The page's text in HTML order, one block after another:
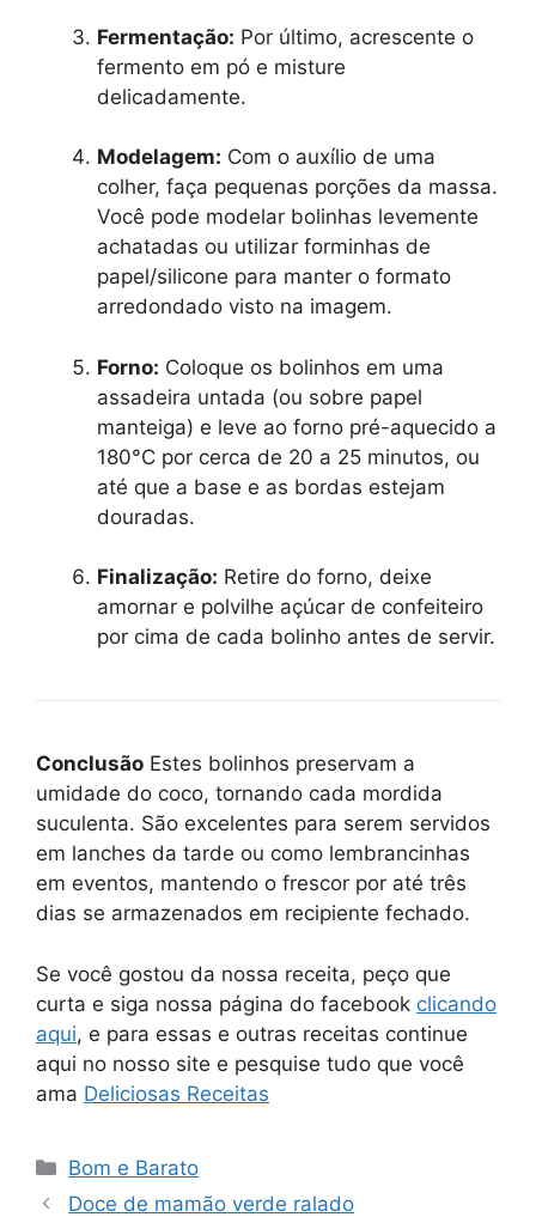
Fermentação: Por último, acrescente o
fermento em pó e misture
delicadamente.
Modelagem: Com o auxílio de uma
colher, faça pequenas porções da massa.
Você pode modelar bolinhas levemente
achatadas ou utilizar forminhas de
papel/silicone para manter o formato
arredondado visto na imagem.
Forno: Coloque os bolinhos em uma
assadeira untada (ou sobre papel
manteiga) e leve ao forno pré-aquecido a
180°C por cerca de 20 a 25 minutos, ou
até que a base e as bordas estejam
douradas.
Finalização: Retire do forno, deixe
amornar e polvilhe açúcar de confeiteiro
por cima de cada bolinho antes de servir.
Conclusão Estes bolinhos preservam a
umidade do coco, tornando cada mordida
suculenta. São excelentes para serem servidos
em lanches da tarde ou como lembrancinhas
em eventos, mantendo o frescor por até três
dias se armazenados em recipiente fechado.
Se você gostou da nossa receita, peço que
curta e siga nossa página do facebook clicando
aqui, e para essas e outras receitas continue
aqui no nosso site e pesquise tudo que você
ama Deliciosas Receitas
Categorias
Bom e Barato
Doce de mamão verde ralado